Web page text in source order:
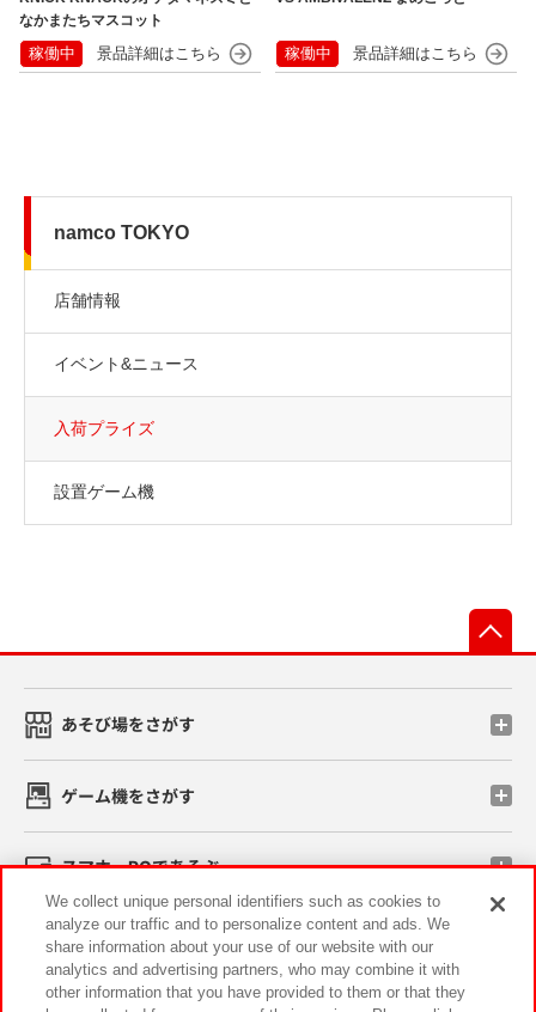
なかまたちマスコット
稼働中 稼働中
namco TOKYO
店舗情報
イベント&ニュース
入荷プライズ
設置ゲーム機
あそび場をさがす
ゲーム機をさがす
スマホ・PCであそぶ
イベント・キャンペーン
We collect unique personal identifiers such as cookies to
analyze our traffic and to personalize content and ads. We
share information about your use of our website with our
analytics and advertising partners, who may combine it with
other information that you have provided to them or that they